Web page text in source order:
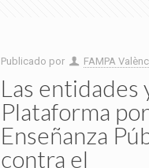
Publicado por FAMPA
Las entidades
Plataforma
Enseñanza
contra el